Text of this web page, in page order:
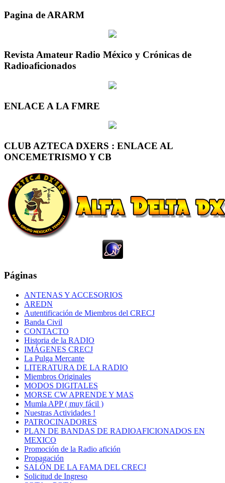
Pagina de ARARM
Revista Amateur Radio México y Crónicas de
Radioaficionados
ENLACE A LA FMRE
CLUB AZTECA DXERS : ENLACE AL
ONCEMETRISMO Y CB
Páginas
ANTENAS Y ACCESORIOS
AREDN
Autentificación de Miembros del CRECJ
Banda Civil
CONTACTO
Historia de la RADIO
IMÁGENES CRECJ
La Pulga Mercante
LITERATURA DE LA RADIO
Miembros Originales
MODOS DIGITALES
MORSE CW APRENDE Y MAS
Mumla APP ( muy fácil )
Nuestras Actividades !
PATROCINADORES
PLAN DE BANDAS DE RADIOAFICIONADOS EN
MEXICO
Promoción de la Radio afición
Propagación
SALÓN DE LA FAMA DEL CRECJ
Solicitud de Ingreso